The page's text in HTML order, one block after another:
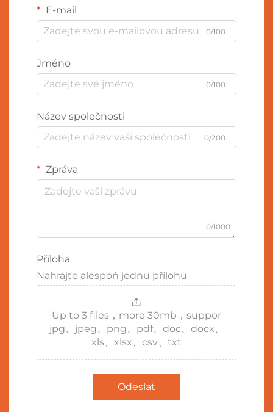
E-mail
0/100
Jméno
0/100
Název společnosti
0/200
Zpráva
0/1000
Příloha
Nahrajte alespoň jednu přílohu
Up to 3 files，more 30mb，suppor
jpg、jpeg、png、pdf、doc、docx、
xls、xlsx、csv、txt
Odeslat